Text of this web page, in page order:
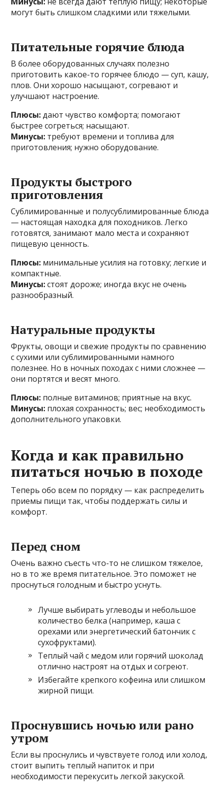
могут быть слишком сладкими или тяжелыми.
Питательные горячие блюда
В более оборудованных случаях полезно
приготовить какое-то горячее блюдо — суп, кашу,
плов. Они хорошо насыщают, согревают и
улучшают настроение.
Плюсы:дают чувство комфорта; помогают
быстрее согреться; насыщают.
Минусы: требуют времени и топлива для
приготовления; нужно оборудование.
Продукты быстрого
приготовления
Сублимированные и полусублимированные блюда
— настоящая находка для походников. Легко
готовятся, занимают мало места и сохраняют
пищевую ценность.
Плюсы: минимальные усилия на готовку; легкие и
компактные.
Минусы:стоят дороже; иногда вкус не очень
разнообразный.
Натуральные продукты
Фрукты, овощи и свежие продукты по сравнению
с сухими или сублимированными намного
полезнее. Но в ночных походах с ними сложнее —
они портятся и весят много.
Плюсы: полные витаминов; приятные на вкус.
Минусы: плохая сохранность; вес; необходимость
дополнительного упаковки.
Когда и как правильно
питаться ночью в походе
Теперь обо всем по порядку — как распределить
приемы пищи так, чтобы поддержать силы и
комфорт.
Перед сном
Очень важно съесть что-то не слишком тяжелое,
но в то же время питательное. Это поможет не
проснуться голодным и быстро уснуть.
Лучше выбирать углеводы и небольшое
количество белка (например, каша с
орехами или энергетический батончик с
сухофруктами).
Теплый чай с медом или горячий шоколад
отлично настроят на отдых и согреют.
Избегайте крепкого кофеина или слишком
жирной пищи.
Проснувшись ночью или рано
утром
Если вы проснулись и чувствуете голод или холод,
стоит выпить теплый напиток и при
необходимости перекусить легкой закуской.